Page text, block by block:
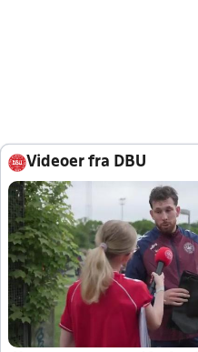
Videoer fra DBU